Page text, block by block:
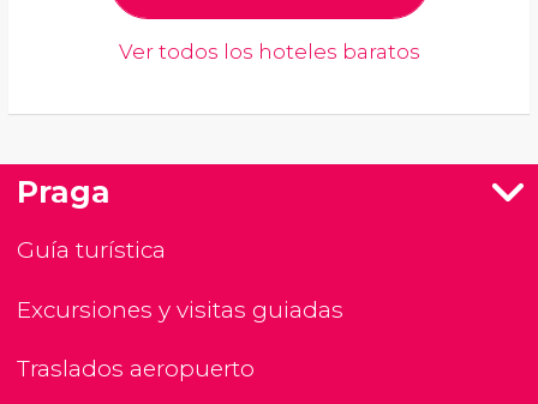
Ver todos los hoteles baratos
Praga
Guía turística
Excursiones y visitas guiadas
Traslados aeropuerto